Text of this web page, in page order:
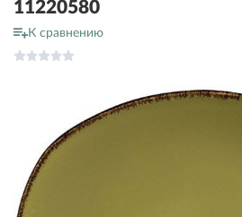
11220580
К сравнению